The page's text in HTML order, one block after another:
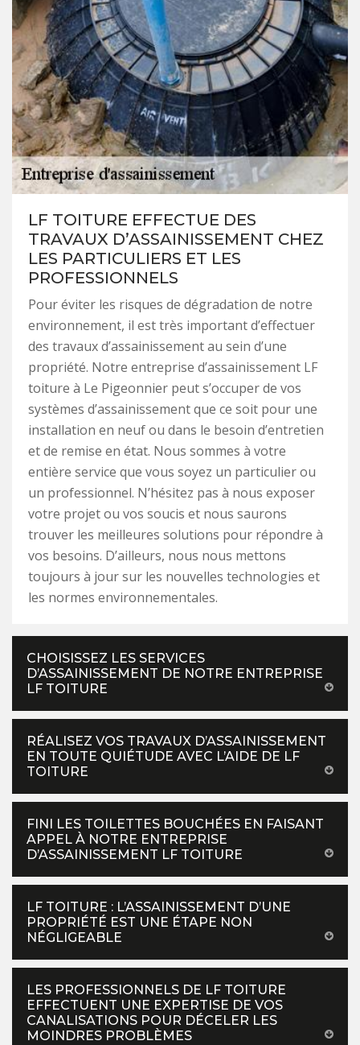
LF TOITURE EFFECTUE DES
TRAVAUX D’ASSAINISSEMENT CHEZ
LES PARTICULIERS ET LES
PROFESSIONNELS
Pour éviter les risques de dégradation de notre
environnement, il est très important d’effectuer
des travaux d’assainissement au sein d’une
propriété. Notre entreprise d’assainissement LF
toiture à Le Pigeonnier peut s’occuper de vos
systèmes d’assainissement que ce soit pour une
installation en neuf ou dans le besoin d’entretien
et de remise en état. Nous sommes à votre
entière service que vous soyez un particulier ou
un professionnel. N’hésitez pas à nous exposer
votre projet ou vos soucis et nous saurons
trouver les meilleures solutions pour répondre à
vos besoins. D’ailleurs, nous nous mettons
toujours à jour sur les nouvelles technologies et
les normes environnementales.
CHOISISSEZ LES SERVICES
D’ASSAINISSEMENT DE NOTRE ENTREPRISE
LF TOITURE
RÉALISEZ VOS TRAVAUX D’ASSAINISSEMENT
EN TOUTE QUIÉTUDE AVEC L’AIDE DE LF
TOITURE
FINI LES TOILETTES BOUCHÉES EN FAISANT
APPEL À NOTRE ENTREPRISE
D’ASSAINISSEMENT LF TOITURE
LF TOITURE : L’ASSAINISSEMENT D’UNE
PROPRIÉTÉ EST UNE ÉTAPE NON
NÉGLIGEABLE
LES PROFESSIONNELS DE LF TOITURE
EFFECTUENT UNE EXPERTISE DE VOS
CANALISATIONS POUR DÉCELER LES
MOINDRES PROBLÈMES